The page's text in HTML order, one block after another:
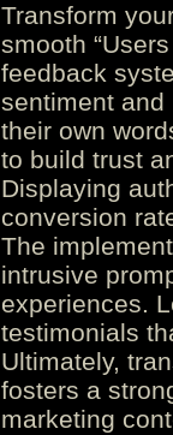
Transform
smooth
feedback
sentiment and
their own
to build trust
Displaying
conversion
The
intrusive
experiences.
testimonials
Ultimately,
fosters a
marketing